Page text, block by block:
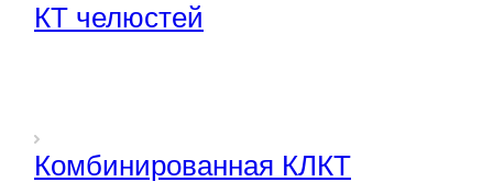
КТ челюстей
Комбинированная КЛКТ